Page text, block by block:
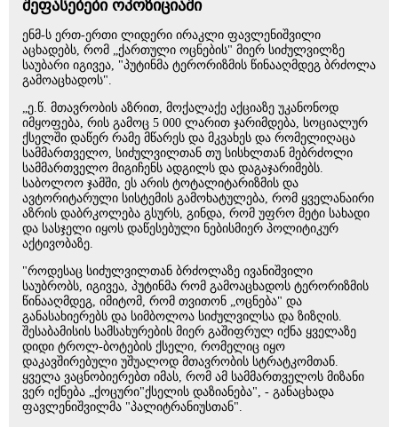
შეფასებები ოპოზიციაში
ენმ-ს ერთ-ერთი ლიდერი ირაკლი ფავლენიშვილი
აცხადებს, რომ „ქართული ოცნების" მიერ სიძულვილზე
საუბარი იგივეა, "პუტინმა ტერორიზმის წინააღმდეგ ბრძოლა
გამოაცხადოს".
„ე.წ. მთავრობის აზრით, მოქალაქე აქციაზე უკანონოდ
იმყოფება, რის გამოც 5 000 ლარით ჯარიმდება, სოციალურ
ქსელში დაწერ რამე მწარეს და მკვახეს და რომელიღაცა
სამმართველო, სიძულვილთან თუ სისხლთან მებრძოლი
სამმართველო მიგიჩენს ადგილს და დაგაჯარიმებს.
საბოლოო ჯამში, ეს არის ტოტალიტარიზმის და
ავტორიტარული სისტემის გამოხატულება, რომ ყველანაირი
აზრის დაბრკოლება გსურს, გინდა, რომ უფრო მეტი სახადი
და სასჯელი იყოს დაწესებული ნებისმიერ პოლიტიკურ
აქტივობაზე.
"როდესაც სიძულვილთან ბრძოლაზე ივანიშვილი
საუბრობს, იგივეა, პუტინმა რომ გამოაცხადოს ტერორიზმის
წინააღმდეგ, იმიტომ, რომ თვითონ „ოცნება" და
განასახიერებს და სიმბოლოა სიძულვილსა და ზიზღის.
შესაბამისის სამსახურების მიერ გაშიფრულ იქნა ყველაზე
დიდი ტროლ-ბოტების ქსელი, რომელიც იყო
დაკავშირებული უშუალოდ მთავრობის სტრატკომთან.
ყველა ვაცნობიერებთ იმას, რომ ამ სამმართველოს მიზანი
ვერ იქნება „ქოცური"ქსელის დაზიანება", - განაცხადა
ფავლენიშვილმა "პალიტრანიუსთან".